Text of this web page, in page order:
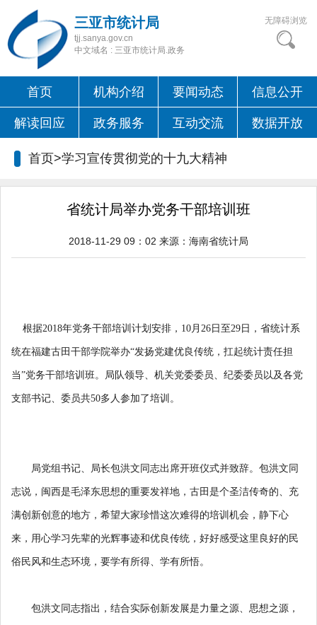
三亚市统计局
tjj.sanya.gov.cn
中文域名 : 三亚市统计局.政务
无障碍浏览
首页 机构介绍 要闻动态 信息公开
解读回应 政务服务 互动交流 数据开放
首页>学习宣传贯彻党的十九大精神
省统计局举办党务干部培训班
2018-11-29 09：02 来源： 海南省统计局
根据2018年党务干部培训计划安排，10月26日至29日，省统计系
统在福建古田干部学院举办“发扬党建优良传统，扛起统计责任担
当”党务干部培训班。局队领导、机关党委委员、纪委委员以及各党
支部书记、委员共50多人参加了培训。
局党组书记、局长包洪文同志出席开班仪式并致辞。包洪文同
志说，闽西是毛泽东思想的重要发祥地，古田是个圣洁传奇的、充
满创新创意的地方，希望大家珍惜这次难得的培训机会，静下心
来，用心学习先辈的光辉事迹和优良传统，好好感受这里良好的民
俗民风和生态环境，要学有所得、学有所悟。
包洪文同志指出，结合实际创新发展是力量之源、思想之源，